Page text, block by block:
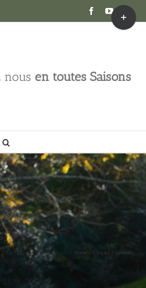
FacebookYouTube
nous en toutes Saisons
Home Français Contact
Toggle
Sliding
Bar